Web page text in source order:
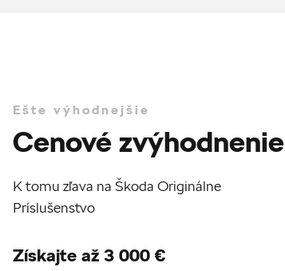
Ešte výhodnejšie
Cenové zvýhodnenie
K tomu zľava na Škoda Originálne
Príslušenstvo
Získajte až 3 000 €